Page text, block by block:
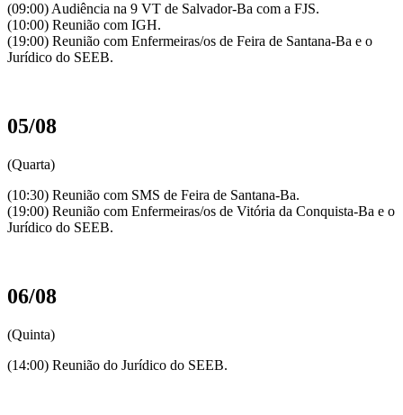
(09:00) Audiência na 9 VT de Salvador-Ba com a FJS.
(10:00) Reunião com IGH.
(19:00) Reunião com Enfermeiras/os de Feira de Santana-Ba e o
Jurídico do SEEB.
05/08
(Quarta)
(10:30) Reunião com SMS de Feira de Santana-Ba.
(19:00) Reunião com Enfermeiras/os de Vitória da Conquista-Ba e o
Jurídico do SEEB.
06/08
(Quinta)
(14:00) Reunião do Jurídico do SEEB.